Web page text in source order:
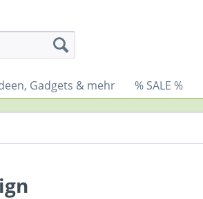
Gadgets & mehr % SALE %